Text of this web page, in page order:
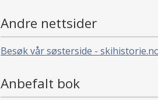
Andre nettsider
Besøk vår søsterside -
Anbefalt bok